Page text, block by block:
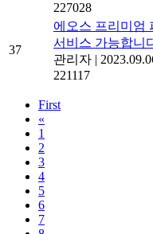
227028
37
에오스 프리미엄
서비스 가능합니
관리자 |
221117
First
«
1
2
3
4
5
6
7